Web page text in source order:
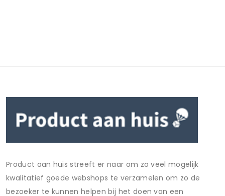
Product aan huis streeft er naar om zo veel mogelijk
kwalitatief goede webshops te verzamelen om zo de
bezoeker te kunnen helpen bij het doen van een